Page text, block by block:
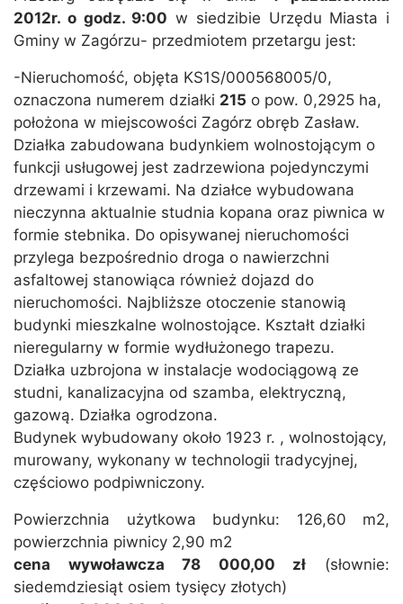
2012r. o godz. 9:00 w siedzibie Urzędu Miasta i
Gminy w Zagórzu- przedmiotem przetargu jest:
-Nieruchomość, objęta KS1S/000568005/0,
oznaczona numerem działki 215 o pow. 0,2925 ha,
położona w miejscowości Zagórz obręb Zasław.
Działka zabudowana budynkiem wolnostojącym o
funkcji usługowej jest zadrzewiona pojedynczymi
drzewami i krzewami. Na działce wybudowana
nieczynna aktualnie studnia kopana oraz piwnica w
formie stebnika. Do opisywanej nieruchomości
przylega bezpośrednio droga o nawierzchni
asfaltowej stanowiąca również dojazd do
nieruchomości. Najbliższe otoczenie stanowią
budynki mieszkalne wolnostojące. Kształt działki
nieregularny w formie wydłużonego trapezu.
Działka uzbrojona w instalacje wodociągową ze
studni, kanalizacyjna od szamba, elektryczną,
gazową. Działka ogrodzona.
Budynek wybudowany około 1923 r. , wolnostojący,
murowany, wykonany w technologii tradycyjnej,
częściowo podpiwniczony.
Powierzchnia użytkowa budynku: 126,60 m2,
powierzchnia piwnicy 2,90 m2
cena wywoławcza 78 000,00 zł (słownie:
siedemdziesiąt osiem tysięcy złotych)